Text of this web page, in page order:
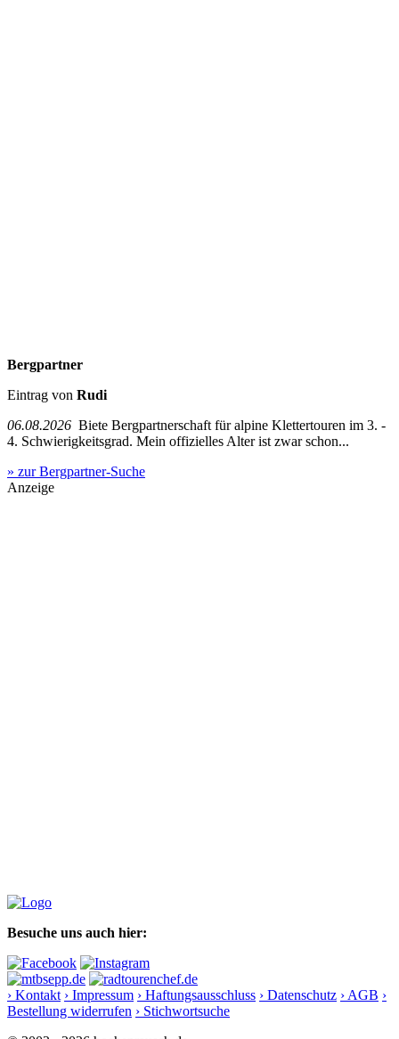
Bergpartner
Eintrag von Rudi
06.08.2026 Biete Bergpartnerschaft für alpine Klettertouren im 3. -
4. Schwierigkeitsgrad. Mein offizielles Alter ist zwar schon...
» zur Bergpartner-Suche
Anzeige
Besuche uns auch hier:
› Kontakt › Impressum › Haftungsausschluss › Datenschutz › AGB ›
Bestellung widerrufen › Stichwortsuche